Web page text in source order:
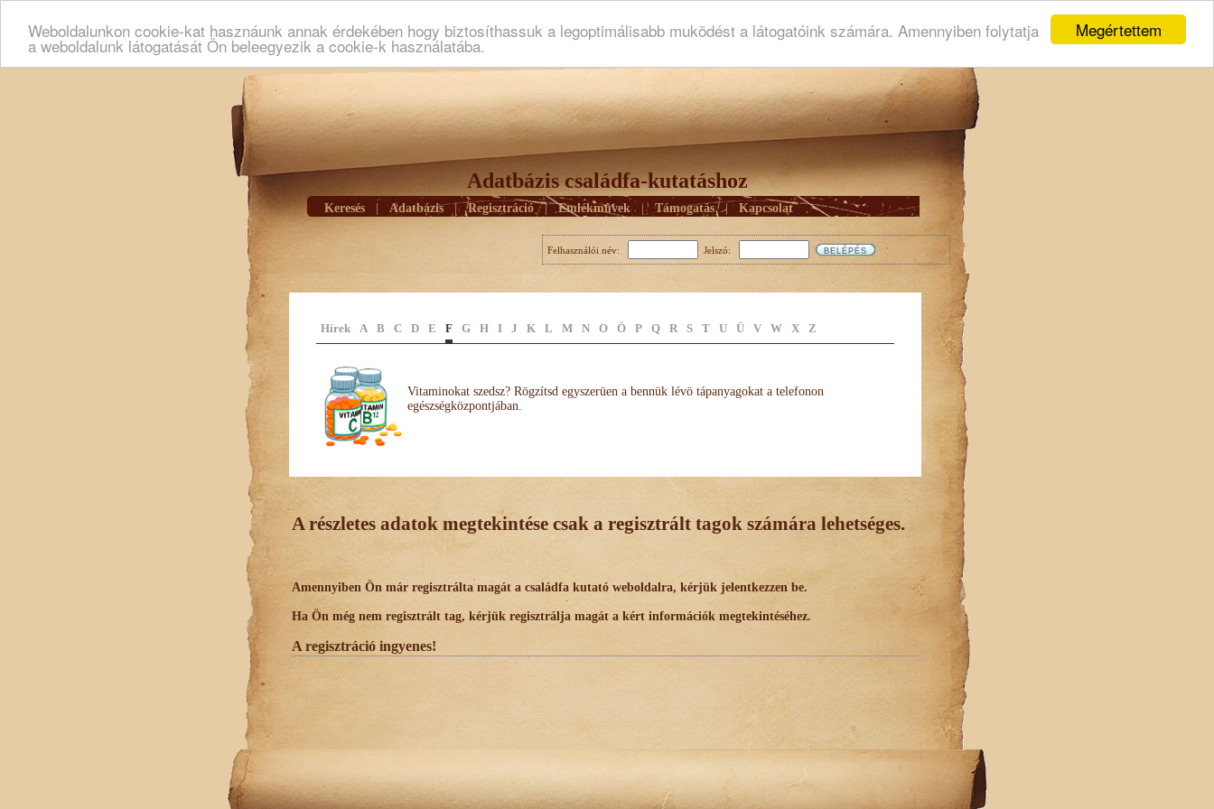
Megértettem
Weboldalunkon cookie-kat hasznáunk annak érdekében hogy biztosíthassuk a legoptimálisabb muködést a látogatóink számára. Amennyiben folytatja
a weboldalunk látogatását Ön beleegyezik a cookie-k használatába.
Adatbázis családfa-kutatáshoz
Keresés Adatbázis | Regisztráció | Emlékmûvek | Támogatás | Kapcsolat
Felhasználói név: Jelszó:
Hírek A B C D E F G H I J K L M N O Ö P Q R S T U Ü V W X Z
Vitaminokat szedsz? Rögzítsd egyszerüen a bennük lévö tápanyagokat a telefonon
egészségközpontjában.
A részletes adatok megtekintése csak a regisztrált tagok számára lehetséges.
Amennyiben Ön már regisztrálta magát a családfa kutató weboldalra, kérjük jelentkezzen be.
Ha Ön még nem regisztrált tag, kérjük regisztrálja magát a kért információk megtekintéséhez.
A regisztráció ingyenes!